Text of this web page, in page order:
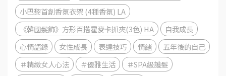
小巴黎首創香氛衣架 (4種香氛) LA
《韓國髮飾》方形百搭霍麥卡抓夾(3色) HA
自我成長
心情語錄
女性成長 表達技巧 情緒
五年後的自己
＃精緻女人心法
＃優雅生活
＃SPA級護髮